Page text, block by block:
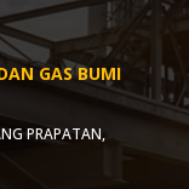
GAS BUMI
PRAPATAN,